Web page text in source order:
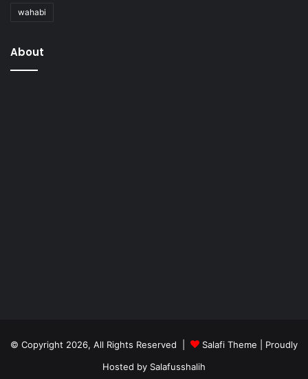
wahabi
About
© Copyright 2026, All Rights Reserved | Salafi Theme | Proudly
Hosted by Salafusshalih